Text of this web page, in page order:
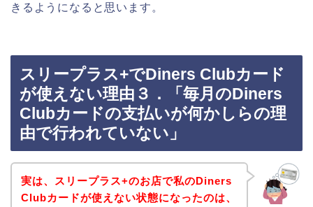
きるようになると思います。
スリープラス+でDiners Clubカード
が使えない理由３．「毎月のDiners
Clubカードの支払いが何かしらの理
由で行われていない」
実は、スリープラス+のお店で私のDiners
Clubカードが使えない状態になったのは、